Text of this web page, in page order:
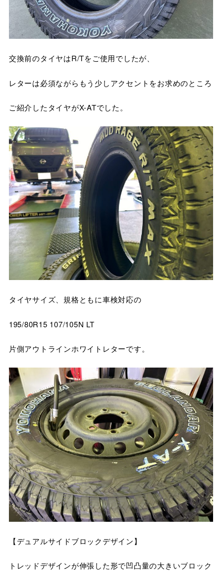
交換前のタイヤはR/Tをご使用でしたが、
レターは必須ながらもう少しアクセントをお求めのところ
ご紹介したタイヤがX-ATでした。
タイヤサイズ、規格ともに車検対応の
195/80R15 107/105N LT
片側アウトラインホワイトレターです。
【デュアルサイドブロックデザイン】
トレッドデザインが伸張した形で凹凸量の大きいブロック